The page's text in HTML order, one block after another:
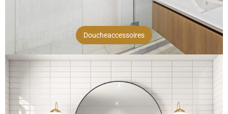
Doucheaccessoires